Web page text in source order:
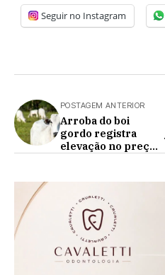
Seguir no Instagram
POSTAGEM ANTERIOR
Arroba do boi
gordo registra
elevação no preço